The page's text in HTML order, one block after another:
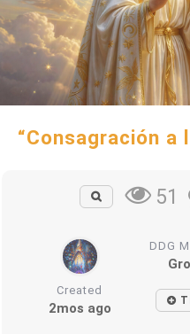
“Consagración a
51
DDG
Created
2mos ago